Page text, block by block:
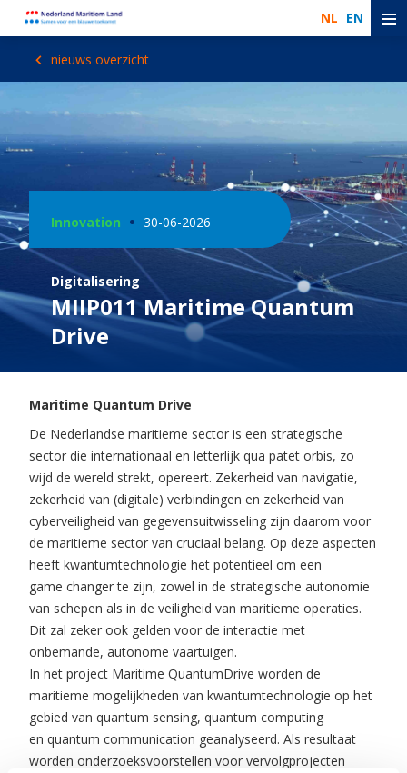
NL EN
nieuws overzicht
Innovation 30-06-2026
Digitalisering
MIIP011 Maritime Quantum
Drive
Maritime Quantum Drive
De Nederlandse maritieme sector is een strategische
sector die internationaal en letterlijk qua patet orbis, zo
wijd de wereld strekt, opereert. Zekerheid van navigatie,
zekerheid van (digitale) verbindingen en zekerheid van
cyberveiligheid van gegevensuitwisseling zijn daarom voor
de maritieme sector van cruciaal belang. Op deze aspecten
heeft kwantumtechnologie het potentieel om een
game changer te zijn, zowel in de strategische autonomie
van schepen als in de veiligheid van maritieme operaties.
Dit zal zeker ook gelden voor de interactie met
onbemande, autonome vaartuigen.
In het project Maritime QuantumDrive worden de
maritieme mogelijkheden van kwantumtechnologie op het
gebied van quantum sensing, quantum computing
en quantum communication geanalyseerd. Als resultaat
worden onderzoeksvoorstellen voor vervolgprojecten